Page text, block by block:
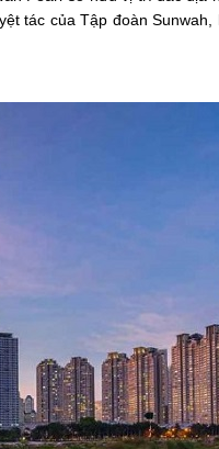
tác của Tập đoàn